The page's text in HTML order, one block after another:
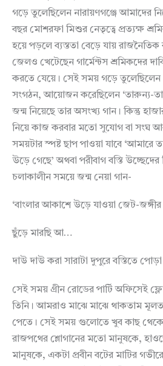
গড়ে তুলেছিলেন নারায়ণগঞ্জে আমাদের
বছর মোশরফা মিশুর নেতৃত্বে প্রত্যক্ষ
হয়ে পড়লে ব্যস্ততা বেড়ে যায়
জেলও খেটেছেন গার্মেন্টস শ্রমিকদের
করতে যেয়ে। সেই সময় গড়ে তুলেছিলেন
সংগঠন, আয়োজন করেছিলেন ‘তারুন্য-
জন্ম নিয়েছে তার অসংখ্য গান। কিন্তু হাজার
নিয়ে কাজ করবার মতো সুযোগ বা সংঘ
সময়টার স্পষ্ট ছাপ পাওয়া যাবে ‘আমারে
উড়ে গেছে’ অথবা পরীবাগ বস্তি
চলাকালীন সময়ে জন্ম নেয়া গান-
‘বাংলার আকাশে উড়ে যাওয়া জেট-জঙ্গীর
ছুঁড়ে মারছি আ…
দাউ দাউ করা সারাটা দুপুরে বস্তিতে
সেই সময় গ্রীন রোডের পার্টি অফিসেই
তিনি। আমরাও মাঝে মাঝে থাকতাম
পেতে। সেই সময় গুলোতে খুব কাছ
রাজপথের শ্লোগানের মতো মানুষকে,
মানুষকে, একটা প্রবীন বটের মাটির